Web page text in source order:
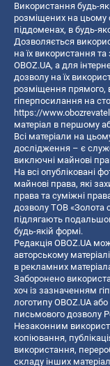
Використання будь-
розміщених на цьому
піддоменах, в будь-
Дозволяється
на їх використання
OBOZ.UA, а для
дозволу на їх
розміщення прямого,
гіперпосилання на
https://
матеріал в першому
Всі матеріали на
дослідження – є
виключні майнові
На всі опубліковані
майнові права, які
права та суміжні
дозволу ТОВ «Золота
підлягають
будь-якій формі.
Редакція OBOZ.UA
авторському
в рекламних
Заборонено
хоч із зазначенням
логотипу OBOZ.UA
письмового дозволу
Незаконним
копiювання,
використання,
складу інших